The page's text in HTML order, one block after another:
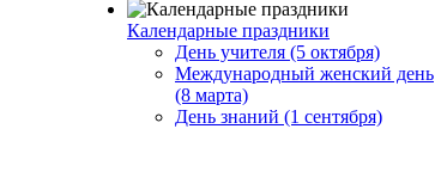
Календарные праздники
День учителя (5 октября)
Международный женский день
(8 марта)
День знаний (1 сентября)